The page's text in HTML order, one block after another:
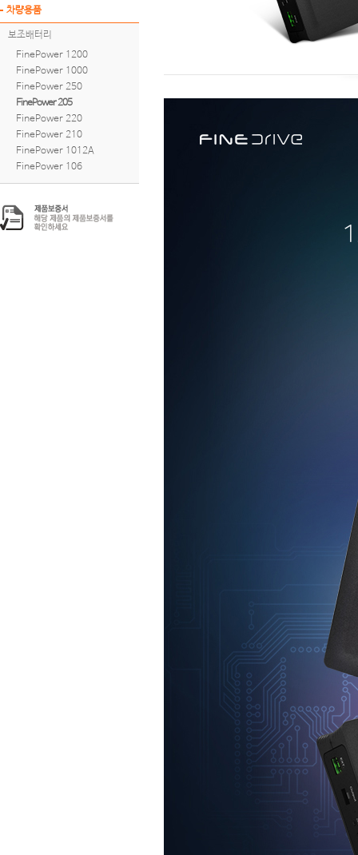
차량용품
보조배터리
FinePower 1200
FinePower 1000
FinePower 250
FinePower 205
FinePower 220
FinePower 210
FinePower 1012A
FinePower 106